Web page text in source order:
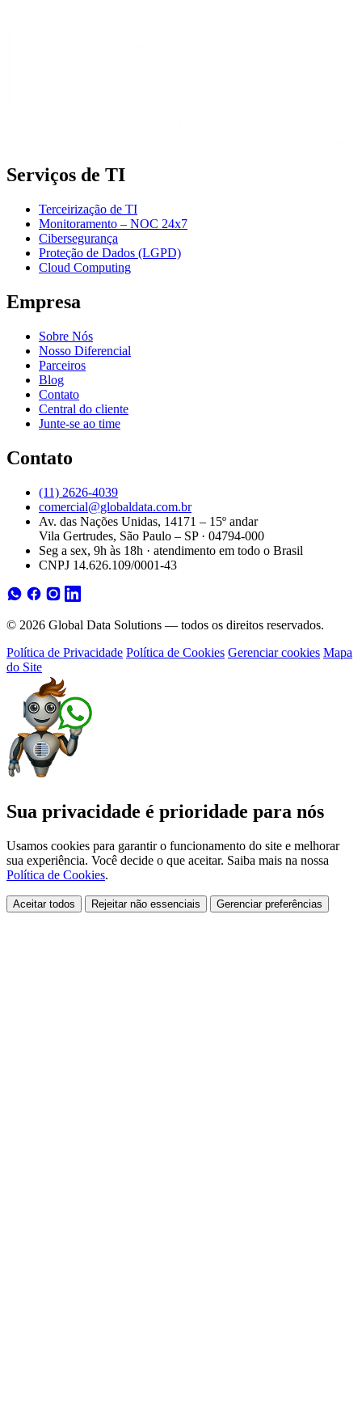
Serviços de TI
Terceirização de TI
Monitoramento – NOC 24x7
Cibersegurança
Proteção de Dados (LGPD)
Cloud Computing
Empresa
Sobre Nós
Nosso Diferencial
Parceiros
Blog
Contato
Central do cliente
Junte-se ao time
Contato
(11) 2626-4039
comercial@globaldata.com.br
Av. das Nações Unidas, 14171 – 15º andar
Vila Gertrudes, São Paulo – SP · 04794-000
Seg a sex, 9h às 18h · atendimento em todo o Brasil
CNPJ 14.626.109/0001-43
© 2026 Global Data Solutions — todos os direitos reservados.
Política de Privacidade Política de Cookies Gerenciar cookies Mapa
do Site
Sua privacidade é prioridade para nós
Usamos cookies para garantir o funcionamento do site e melhorar
sua experiência. Você decide o que aceitar. Saiba mais na nossa
Política de Cookies.
Aceitar todos Rejeitar não essenciais Gerenciar preferências